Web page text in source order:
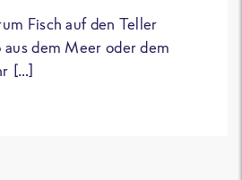
Fisch auf den Teller
dem Meer oder dem
[…]